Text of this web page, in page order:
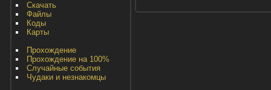
Скачать
Файлы
Коды
Карты
Прохождение
Прохождение на 100%
Случайные события
Чудаки и незнакомцы